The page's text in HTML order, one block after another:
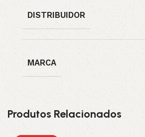
DISTRIBUIDOR
MARCA
Produtos Relacionados